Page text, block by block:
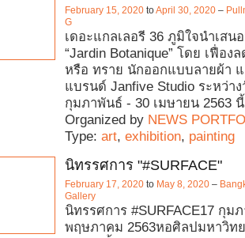
February 15, 2020 toApril 30, 2020 –
G
เดอะแกลเลอรี 36 ภูมิใจนำเสน
“Jardin Botanique” โดย เฟื่อง
หรือ ทราย นักออกแบบลายผ้า
แบรนด์ Janfive Studio ระหว่า
กุมภาพันธ์ - 30 เมษายน 2563
Organized by NEWS
Type: art, exhibition, painting
นิทรรศการ "#SURFACE"
February 17, 2020 to May 8, 2020 –
Gallery
นิทรรศการ #SURFACE17 กุม
พฤษภาคม 2563หอศิลปมหาวิท